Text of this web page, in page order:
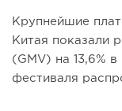
Крупнейшие
Китая показали
(GMV) на 13,6%
фестиваля